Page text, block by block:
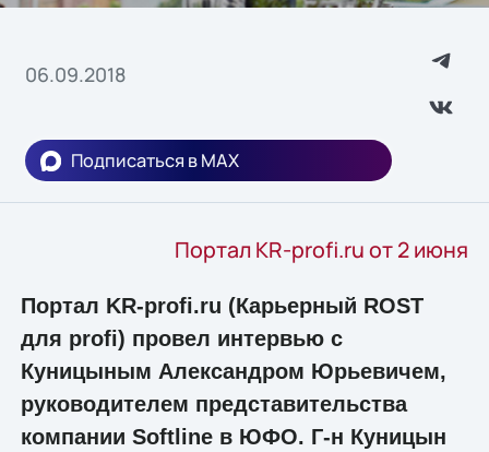
06.09.2018
Подписаться в MAX
Портал KR-profi.ru от 2 июня
Портал KR-profi.ru (Карьерный ROST
для profi) провел интервью с
Куницыным Александром Юрьевичем,
руководителем представительства
компании Softline в ЮФО. Г-н Куницын